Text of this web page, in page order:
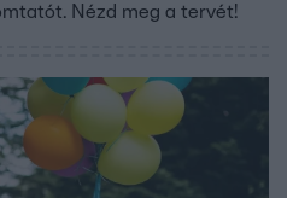
Nézd meg a tervét!